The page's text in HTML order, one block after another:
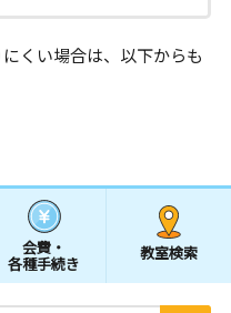
くい場合は、以下からも
会費・
各種手続き
教室検索